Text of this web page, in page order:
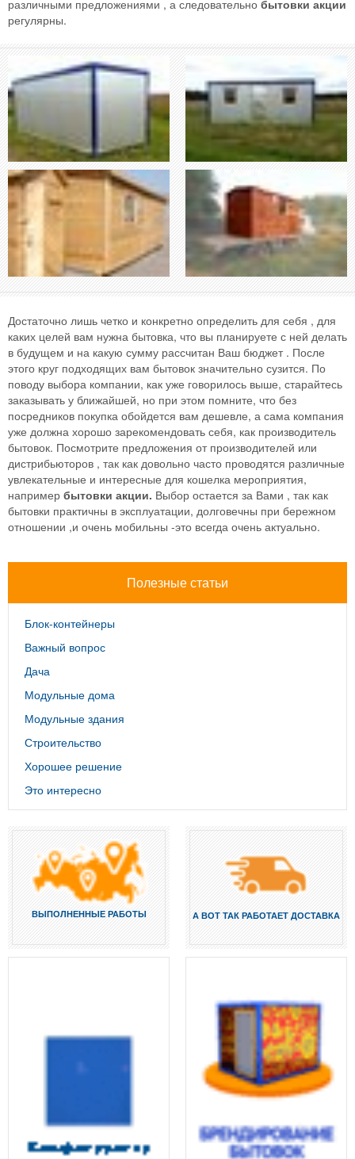
различными предложениями , а следовательно бытовки акции
регулярны.
Достаточно лишь четко и конкретно определить для себя , для
каких целей вам нужна бытовка, что вы планируете с ней делать
в будущем и на какую сумму рассчитан Ваш бюджет . После
этого круг подходящих вам бытовок значительно сузится. По
поводу выбора компании, как уже говорилось выше, старайтесь
заказывать у ближайшей, но при этом помните, что без
посредников покупка обойдется вам дешевле, а сама компания
уже должна хорошо зарекомендовать себя, как производитель
бытовок. Посмотрите предложения от производителей или
дистрибьюторов , так как довольно часто проводятся различные
увлекательные и интересные для кошелка мероприятия,
например бытовки акции. Выбор остается за Вами , так как
бытовки практичны в эксплуатации, долговечны при бережном
отношении ,и очень мобильны -это всегда очень актуально.
Полезные статьи
Блок-контейнеры
Важный вопрос
Дача
Модульные дома
Модульные здания
Строительство
Хорошее решение
Это интересно
ВЫПОЛНЕННЫЕ РАБОТЫ А ВОТ ТАК РАБОТАЕТ ДОСТАВКА